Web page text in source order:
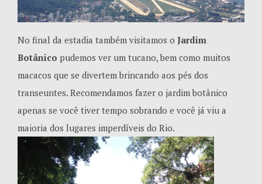
No final da estadia também visitamos o Jardim
Botânico pudemos ver um tucano, bem como muitos
macacos que se divertem brincando aos pés dos
transeuntes. Recomendamos fazer o jardim botânico
apenas se você tiver tempo sobrando e você já viu a
maioria dos lugares imperdíveis do Rio.